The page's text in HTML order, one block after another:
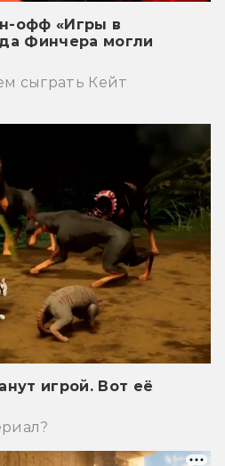
офф «Игры в
Финчера могли
сыграть Кейт
игрой. Вот её